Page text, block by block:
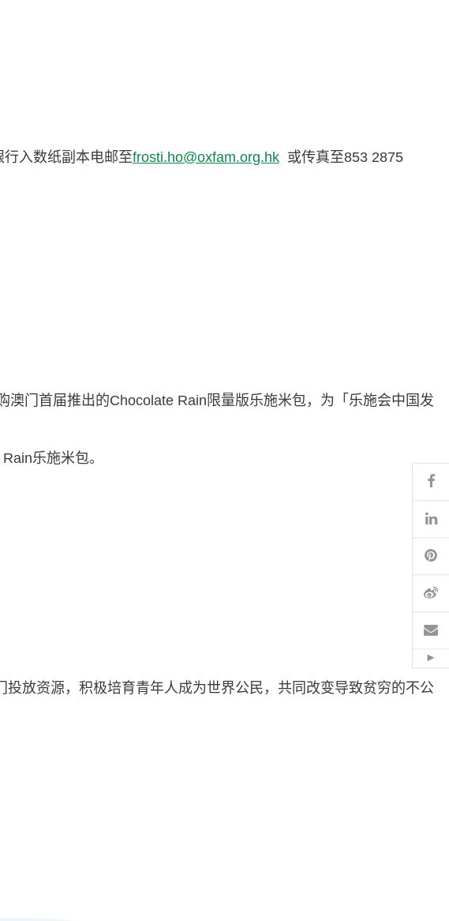
入数纸副本电邮至frosti.ho@oxfam.org.hk 或传真至853 2875
门首届推出的Chocolate Rain限量版乐施米包，为「乐施会中国发
乐施米包。
放资源，积极培育青年人成为世界公民，共同改变导致贫穷的不公